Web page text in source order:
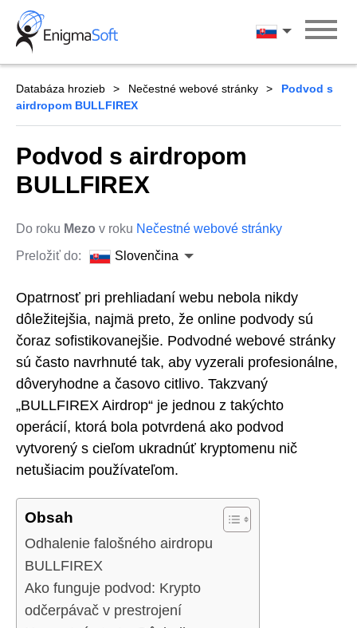
Skip
content
Slovenčina
Databáza hrozieb Nečestné webové stránky
Podvod s
airdropom BULLFIREX
Podvod s airdropom
BULLFIREX
Do roku Mezo v roku Nečestné webové stránky
Preložiť do:
Slovenčina
Opatrnosť pri prehliadaní webu nebola nikdy
dôležitejšia, najmä preto, že online podvody sú
čoraz sofistikovanejšie. Podvodné webové stránky
sú často navrhnuté tak, aby vyzerali profesionálne,
dôveryhodne a časovo citlivo. Takzvaný
„BULLFIREX Airdrop“ je jednou z takýchto
operácií, ktorá bola potvrdená ako podvod
vytvorený s cieľom ukradnúť kryptomenu nič
netušiacim používateľom.
Obsah
Odhalenie falošného airdropu
BULLFIREX
Ako funguje podvod: Krypto
odčerpávač v prestrojení